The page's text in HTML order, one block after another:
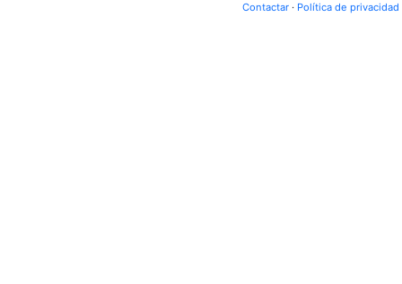
Contactar · Política de privacidad